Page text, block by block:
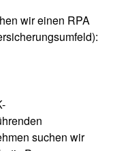
wir einen RPA
suchen wir